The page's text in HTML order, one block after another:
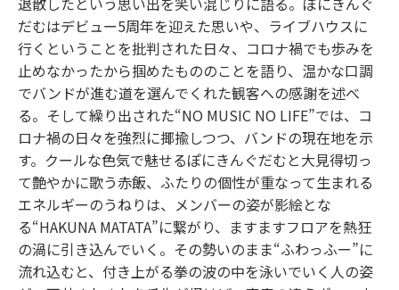
だむはデビュー5周年を迎えた思いや、ライブハウスに
行くということを批判された日々、コロナ禍でも歩みを
止めなかったから掴めたもののことを語り、温かな口調
でバンドが進む道を選んでくれた観客への感謝を述べ
る。そして繰り出された“NO MUSIC NO LIFE”では、コ
ロナ禍の日々を強烈に揶揄しつつ、バンドの現在地を示
す。クールな色気で魅せるぽにきんぐだむと大見得切っ
て艶やかに歌う赤飯、ふたりの個性が重なって生まれる
エネルギーのうねりは、メンバーの姿が影絵とな
る“HAKUNA MATATA”に繋がり、ますますフロアを熱狂
の渦に引き込んでいく。その勢いのまま“ふわっふー”に
流れ込むと、付き上がる拳の波の中を泳いでいく人の姿